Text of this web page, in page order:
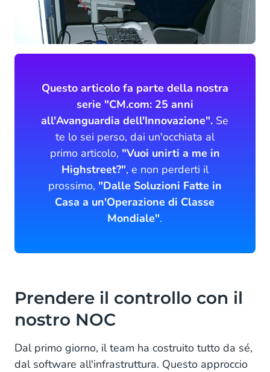
Questo articolo fa parte della nostra
serie "CM.com: 25 anni
all'Avanguardia dell'Innovazione". Se
te lo sei perso, dai un'occhiata al
primo articolo, "Vuoi unirti a me in
Highstreet?", e non perderti il
prossimo, "Dalle Soluzioni Fatte in
Casa a un'Operazione di Classe
Mondiale".
Prendere il controllo con il
nostro NOC
Dal primo giorno, il team ha costruito tutto da sé,
dal software all'infrastruttura. Questo approccio